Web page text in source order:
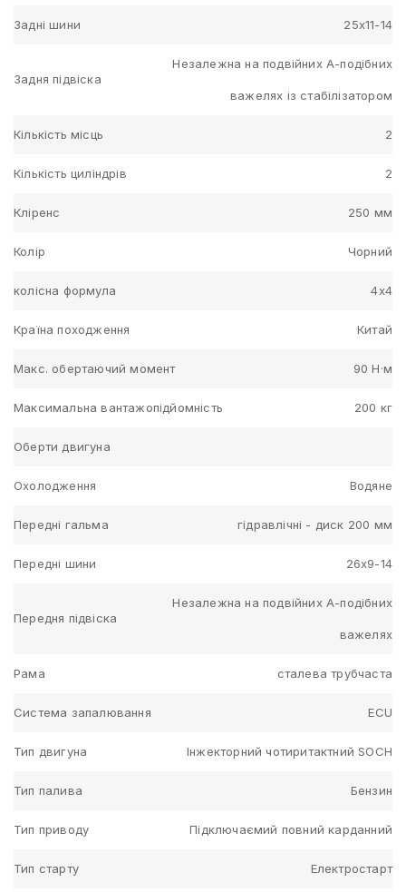
Задні шини 25х11-14
Задня підвіска
Незалежна на подвійних А-подібних
важелях із стабілізатором
Кількість місць 2
Кількість циліндрів 2
Кліренс 250 мм
Колір Чорний
колісна формула 4х4
Країна походження Китай
Макс. обертаючий момент 90 Н·м
Максимальна вантажопідйомність 200 кг
Оберти двигуна
Охолодження Водяне
Передні гальма гідравлічні - диск 200 мм
Передні шини 26х9-14
Передня підвіска
Незалежна на подвійних А-подібних
важелях
Рама сталева трубчаста
Система запалювання ECU
Тип двигуна Інжекторний чотиритактний SOCH
Тип палива Бензин
Тип приводу Підключаємий повний карданний
Тип старту Електростарт